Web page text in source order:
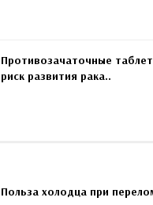
Противозачаточные
риск развития рака..
Польза холодца при